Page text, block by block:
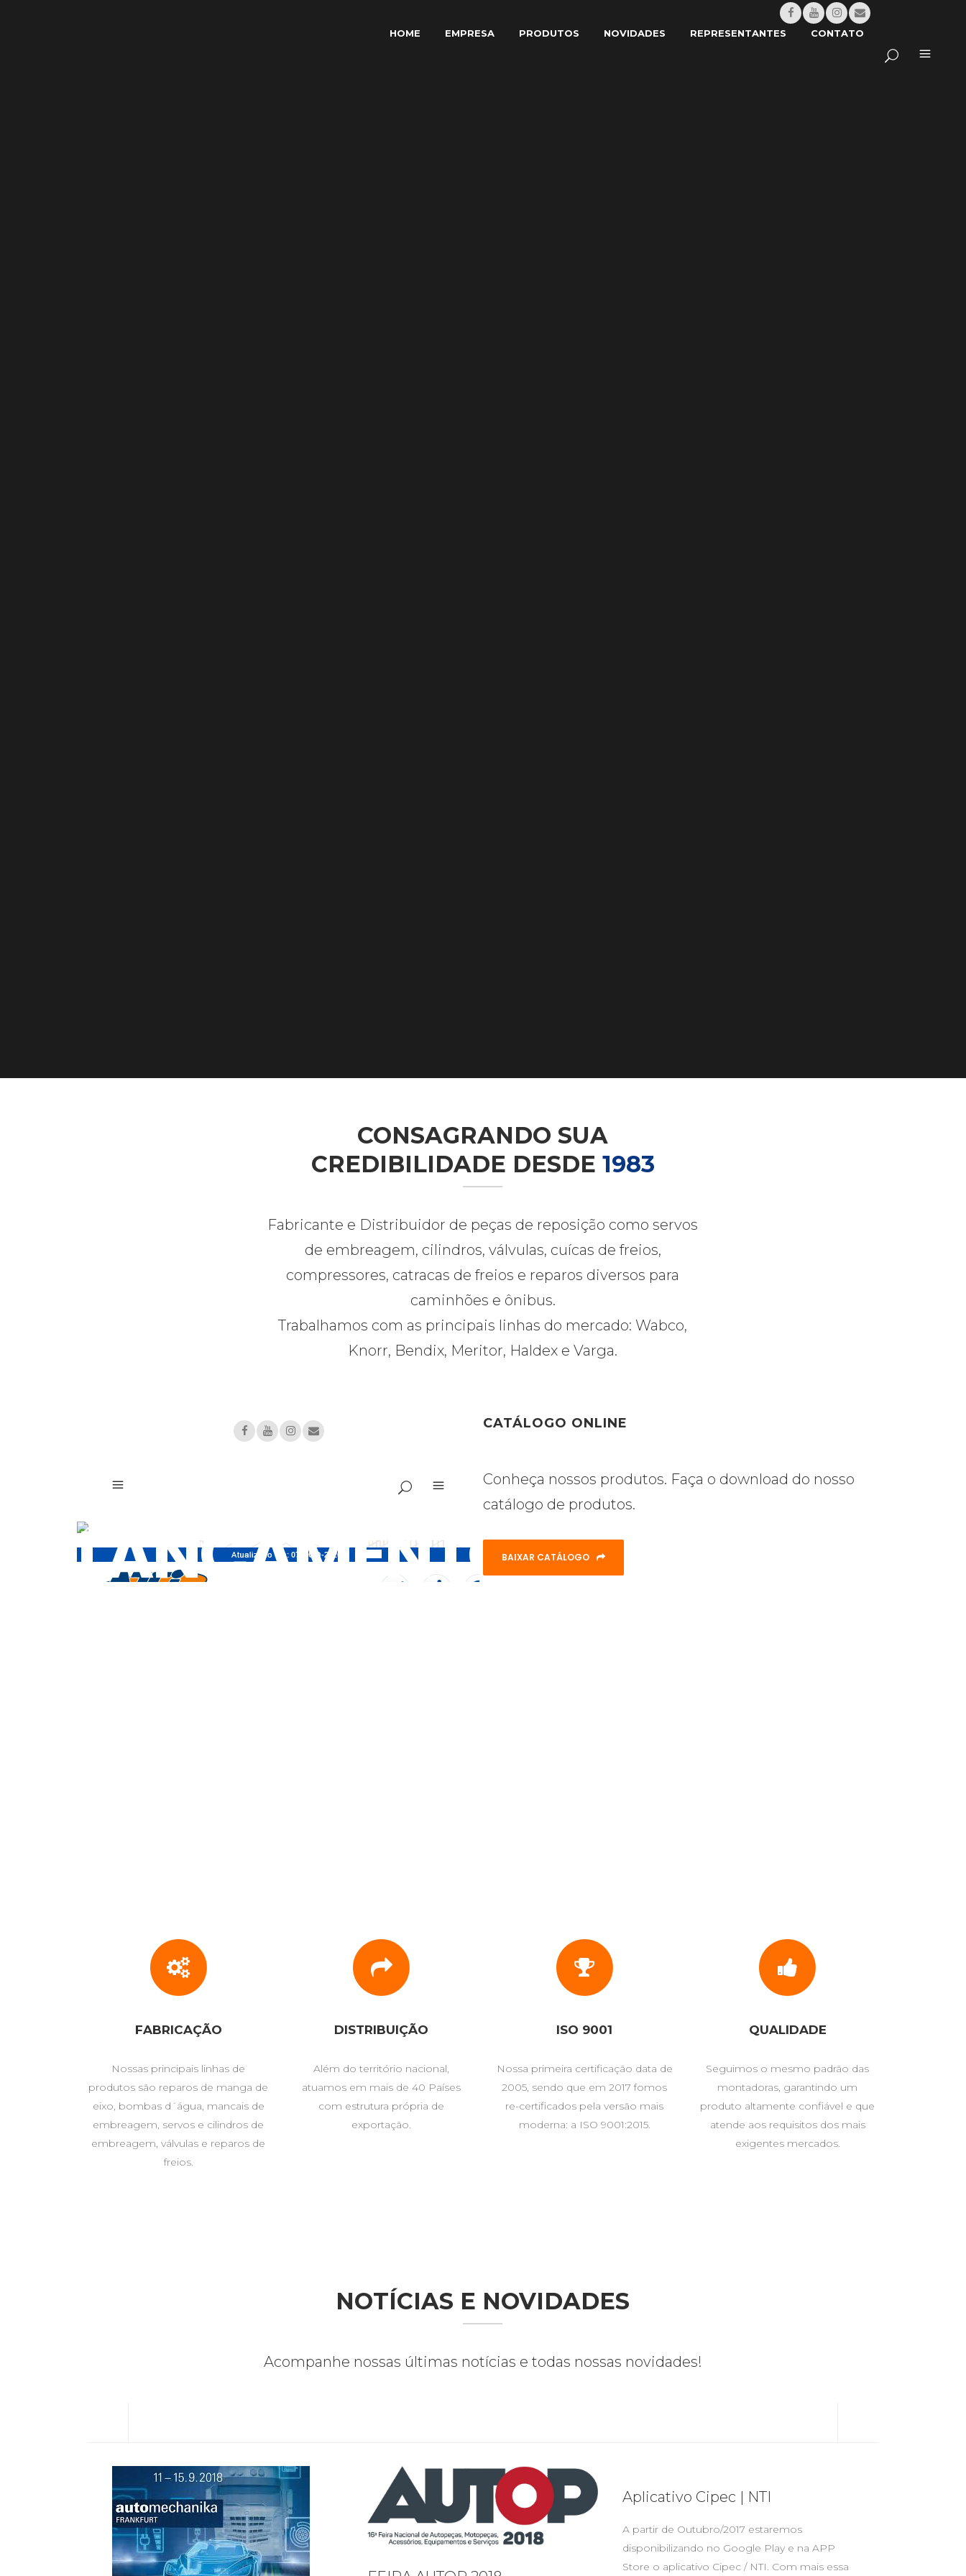
HOME EMPRESA PRODUTOS NOVIDADES REPRESENTANTES CONTATO
CONSAGRANDO SUA
CREDIBILIDADE DESDE 1983
Fabricante e Distribuidor de peças de reposição como servos
de embreagem, cilindros, válvulas, cuícas de freios,
compressores, catracas de freios e reparos diversos para
caminhões e ônibus.
Trabalhamos com as principais linhas do mercado: Wabco,
Knorr, Bendix, Meritor, Haldex e Varga.
CATÁLOGO ONLINE
Conheça nossos produtos. Faça o download do nosso
catálogo de produtos.
BAIXAR CATÁLOGO
FABRICAÇÃO
Nossas principais linhas de
produtos são reparos de manga de
eixo, bombas d´água, mancais de
embreagem, servos e cilindros de
embreagem, válvulas e reparos de
freios.
DISTRIBUIÇÃO
Além do território nacional,
atuamos em mais de 40 Países
com estrutura própria de
exportação.
ISO 9001
Nossa primeira certificação data de
2005, sendo que em 2017 fomos
re-certificados pela versão mais
moderna: a ISO 9001:2015.
QUALIDADE
Seguimos o mesmo padrão das
montadoras, garantindo um
produto altamente confiável e que
atende aos requisitos dos mais
exigentes mercados.
NOTÍCIAS E NOVIDADES
Acompanhe nossas últimas notícias e todas nossas novidades!
Aplicativo Cipec | NTI
A partir de Outubro/2017 estaremos
disponibilizando no Google Play e na APP
Store o aplicativo Cipec / NTI. Com mais essa